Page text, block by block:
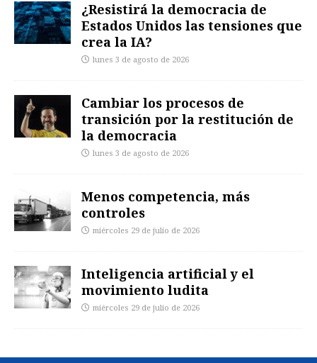
¿Resistirá la democracia de
Estados Unidos las tensiones que
crea la IA?
lunes 3 de agosto de 2026
Cambiar los procesos de
transición por la restitución de
la democracia
lunes 3 de agosto de 2026
Menos competencia, más
controles
miércoles 29 de julio de 2026
Inteligencia artificial y el
movimiento ludita
miércoles 29 de julio de 2026